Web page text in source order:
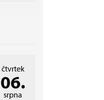
čtvrtek
06.
srpna